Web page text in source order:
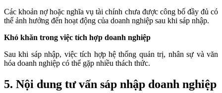
Các khoản nợ hoặc nghĩa vụ tài chính chưa được công bố đầy đủ có
thể ảnh hưởng đến hoạt động của doanh nghiệp sau khi sáp nhập.
Khó khăn trong việc tích hợp doanh nghiệp
Sau khi sáp nhập, việc tích hợp hệ thống quản trị, nhân sự và văn
hóa doanh nghiệp có thể gặp nhiều thách thức.
5. Nội dung tư vấn sáp nhập doanh nghiệp